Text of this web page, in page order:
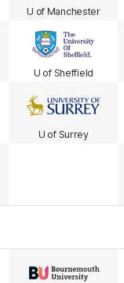
U of Manchester
U of Sheffield
U of Surrey